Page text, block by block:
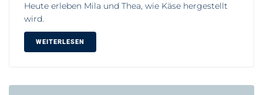
Heute erleben Mila und Thea, wie Käse hergestellt
wird.
WEITERLESEN